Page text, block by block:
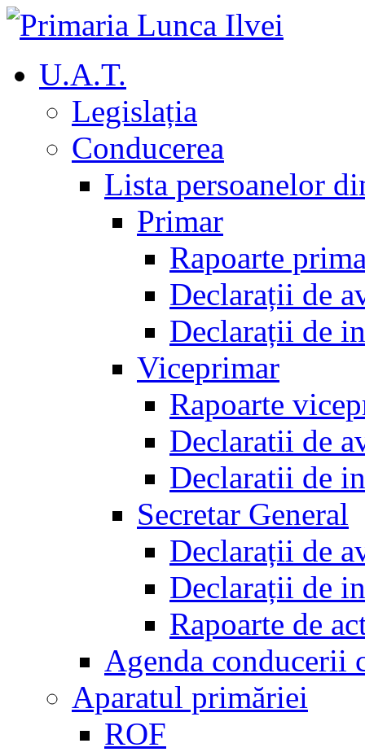
U.A.T.
Legislația
Conducerea
Lista persoanelor
Primar
Rapoarte
Declarații de
Declarații de
Viceprimar
Rapoarte
Declaratii de
Declaratii de
Secretar General
Declarații de
Declarații de
Rapoarte de
Agenda conducerii
Aparatul primăriei
ROF